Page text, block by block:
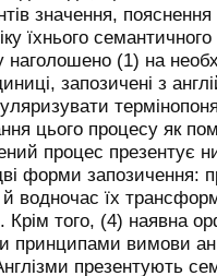
значення,
їхнього
наголошено (1) на
запозичені з
цього процесу як
процес презентує
форми запозичення:
й водночас їх
Крім того, (4) наявна
принципами вимови
презентують